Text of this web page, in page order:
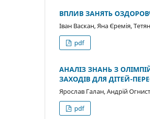
ВПЛИВ ЗАНЯТЬ
Іван Васкан, Яна Єремія,
pdf
АНАЛІЗ ЗНАНЬ З
ЗАХОДІВ ДЛЯ ДІТЕЙ-
Ярослав Галан, Андрій
pdf